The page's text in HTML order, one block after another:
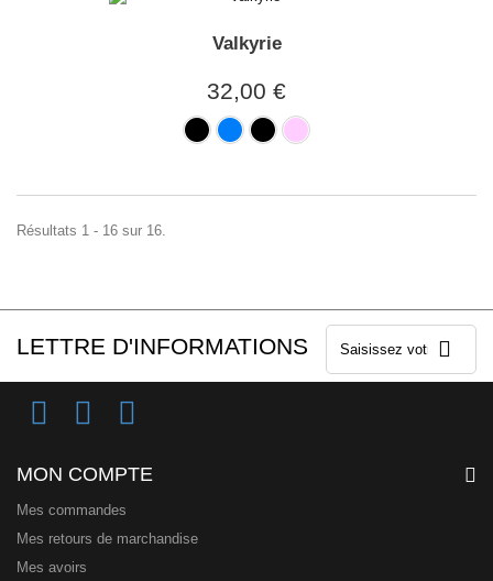
Valkyrie
32,00 €
Résultats 1 - 16 sur 16.
LETTRE D'INFORMATIONS
MON COMPTE
Mes commandes
Mes retours de marchandise
Mes avoirs